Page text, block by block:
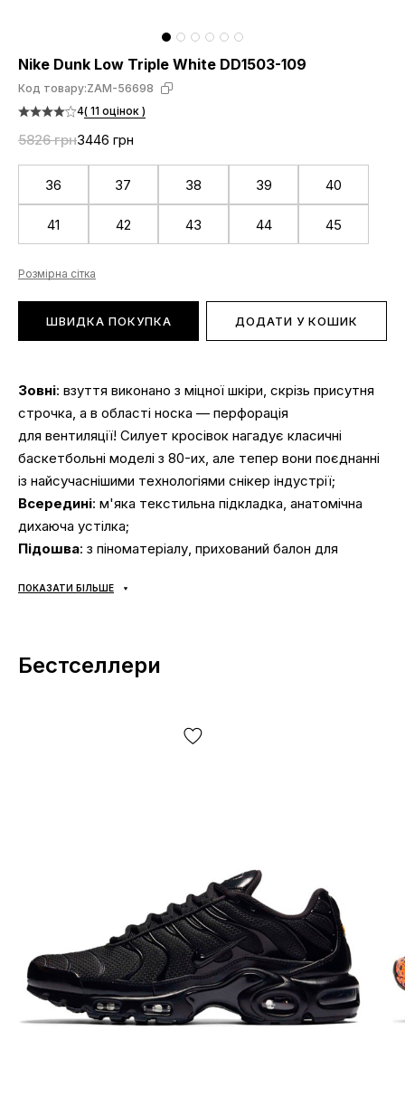
Nike Dunk Low Triple White DD1503-109
Код товару:ZAM-56698
4( 11 оцінок )
5826 грн3446 грн
36 37 38 39 40
41 42 43 44 45
Розмірна сітка
ШВИДКА ПОКУПКА ДОДАТИ У КОШИК
Зовні: взуття виконано з міцної шкіри, скрізь присутня
строчка, а в області носка — перфорація
для вентиляції! Силует кросівок нагадує класичні
баскетбольні моделі з 80-их, але тепер вони поєднанні
із найсучаснішими технологіями снікер індустрії;
Всередині: м'яка текстильна підкладка, анатомічна
дихаюча устілка;
Підошва: з піноматеріалу, прихований балон для
та безпеку, підошви прошиті та проклеєні за сучасними
візерунком протектора гарантує зчеплення з будь-
Dunk будь-яким зручним способом (готівка чи карта);
відмовтесь від посилки,ЦЕ
БЕЗКОШТОВНО!
Повернення/обмін:так, є.
ПОКАЗАТИ БІЛЬШЕ
Бестселлери